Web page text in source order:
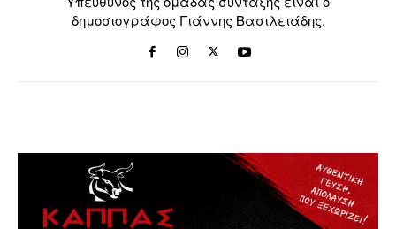
δημοσιογράφος Γιάννης Βασιλειάδης.